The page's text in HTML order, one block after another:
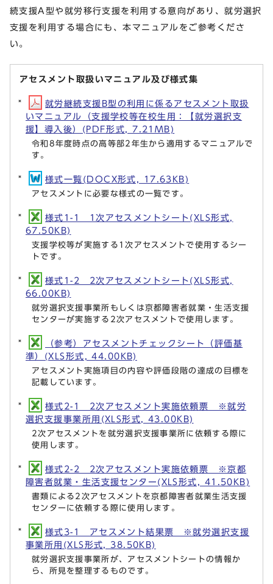
続支援A型や就労移行支援を利用する意向があり、就労選択
支援を利用する場合にも、本マニュアルをご参考くださ
い。
アセスメント取扱いマニュアル及び様式集
就労継続支援B型の利用に係るアセスメント取扱
いマニュアル（支援学校等在校生用：【就労選択支
援】導入後）(PDF形式, 7.21MB)
令和8年度時点の高等部2年生から適用するマニュアルで
す。
様式一覧(DOCX形式, 17.63KB)
アセスメントに必要な様式の一覧です。
様式1-1 1次アセスメントシート(XLS形式,
67.50KB)
支援学校等が実施する1次アセスメントで使用するシー
トです。
様式1-2 2次アセスメントシート(XLS形式,
66.00KB)
就労選択支援事業所もしくは京都障害者就業・生活支援
センターが実施する2次アセスメントで使用します。
（参考）アセスメントチェックシート（評価基
準）(XLS形式, 44.00KB)
アセスメント実施項目の内容や評価段階の達成の目標を
記載しています。
様式2-1 2次アセスメント実施依頼票 ※就労
選択支援事業所用(XLS形式, 43.00KB)
2次アセスメントを就労選択支援事業所に依頼する際に
使用します。
様式2-2 2次アセスメント実施依頼票 ※京都
障害者就業・生活支援センター(XLS形式, 41.50KB)
書類による2次アセスメントを京都障害者就業生活支援
センターに依頼する際に使用します。
様式3-1 アセスメント結果票 ※就労選択支援
事業所用(XLS形式, 38.50KB)
就労選択支援事業所が、アセスメントシートの情報か
ら、所見を整理するものです。